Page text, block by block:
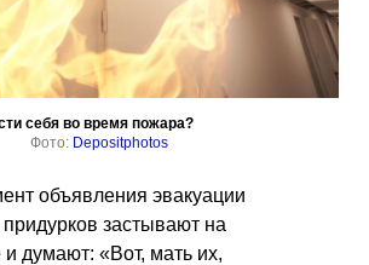
себя во время пожара?
Фото: Depositphotos
объявления эвакуации
придурков застывают на
и думают: «Вот, мать их,